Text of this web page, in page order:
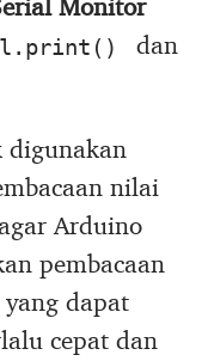
Monitor
dan
digunakan
nilai
Arduino
pembacaan
dapat
cepat dan